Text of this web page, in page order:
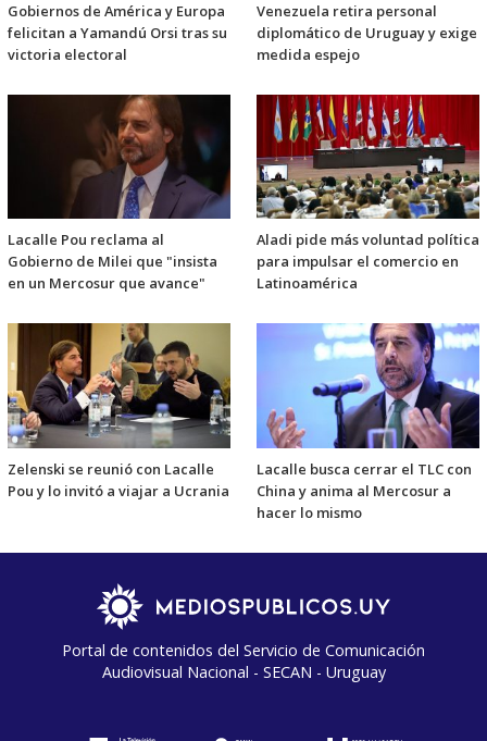
Gobiernos de América y Europa
felicitan a Yamandú Orsi tras su
victoria electoral
Venezuela retira personal
diplomático de Uruguay y exige
medida espejo
Lacalle Pou reclama al
Gobierno de Milei que "insista
en un Mercosur que avance"
Aladi pide más voluntad política
para impulsar el comercio en
Latinoamérica
Zelenski se reunió con Lacalle
Pou y lo invitó a viajar a Ucrania
Lacalle busca cerrar el TLC con
China y anima al Mercosur a
hacer lo mismo
Portal de contenidos del Servicio de Comunicación
Audiovisual Nacional - SECAN - Uruguay